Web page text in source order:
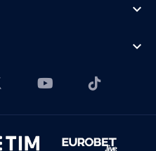
expand_more
expand_more